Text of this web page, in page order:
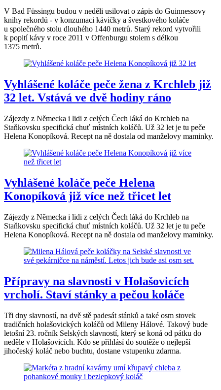
V Bad Füssingu budou v neděli usilovat o zápis do Guinnessovy
knihy rekordů - v konzumaci kávičky a švestkového koláče
u společného stolu dlouhého 1440 metrů. Starý rekord vytvořili
k popití kávy v roce 2011 v Offenburgu stolem s délkou
1375 metrů.
Vyhlášené koláče peče žena z Krchleb již
32 let. Vstává ve dvě hodiny ráno
Zájezdy z Německa i lidi z celých Čech láká do Krchleb na
Staňkovsku specifická chuť místních koláčů. Už 32 let je tu peče
Helena Konopíková. Recept na ně dostala od manželovy maminky.
Vyhlášené koláče peče Helena
Konopíková již více než třicet let
Zájezdy z Německa i lidi z celých Čech láká do Krchleb na
Staňkovsku specifická chuť místních koláčů. Už 32 let je tu peče
Helena Konopíková. Recept na ně dostala od manželovy maminky.
Přípravy na slavnosti v Holašovicích
vrcholí. Staví stánky a pečou koláče
Tři dny slavností, na dvě stě padesát stánků a také osm stovek
tradičních holašovických koláčů od Mileny Hálové. Takový bude
letošní 23. ročník Selských slavností, který se koná od pátku do
neděle v Holašovicích. Kdo se přihlásí do soutěže o nejlepší
jihočeský koláč nebo buchtu, dostane vstupenku zdarma.